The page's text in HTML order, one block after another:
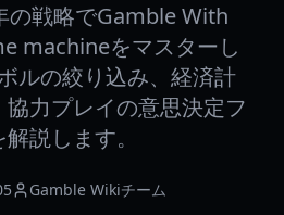
の戦略でGamble With
machineをマスターし
ルの絞り込み、経済計
力プレイの意思決定フ
説します。
Gamble Wikiチーム